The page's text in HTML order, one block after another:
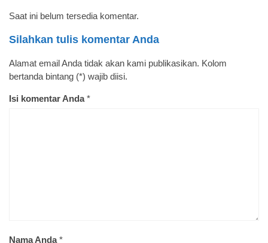
Saat ini belum tersedia komentar.
Silahkan tulis komentar Anda
Alamat email Anda tidak akan kami publikasikan. Kolom
bertanda bintang (*) wajib diisi.
Isi komentar Anda*
Nama Anda*